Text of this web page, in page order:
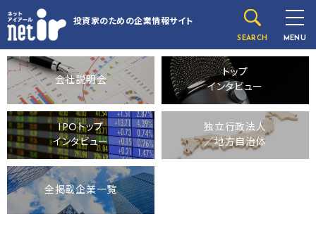
投資家のための企業情報サイト
SEARCH MENU
会社説明会
トップ
インタビュー
IPOトップ
インタビュー
独立行政法人
／地方自治体
全掲載企業一覧